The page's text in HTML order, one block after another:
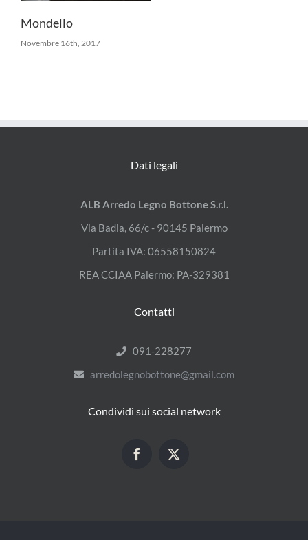
Mondello
Novembre 16th, 2017
Dati legali
ALB Arredo Legno Bottone S.r.l.
Via Badia, 66/c - 90145 Palermo
Partita IVA: 06558150824
REA CCIAA Palermo: PA-329381
Contatti
091-228277
arredolegnobottone@gmail.com
Condividi sui social network